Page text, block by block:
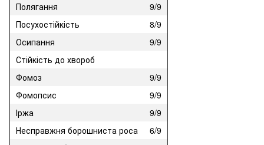
Полягання
9/9
Посухостійкість
8/9
Осипання
9/9
Стійкість до хвороб
Фомоз
9/9
Фомопсис
9/9
Іржа
9/9
Несправжня борошниста роса
6/9